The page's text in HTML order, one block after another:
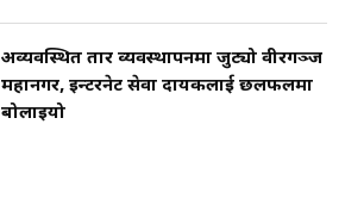
अव्यवस्थित तार व्यवस्थापनमा जुट्यो वीरगञ्ज
महानगर, इन्टरनेट सेवा प्रदायकलाई छलफलमा
बोलाइयो